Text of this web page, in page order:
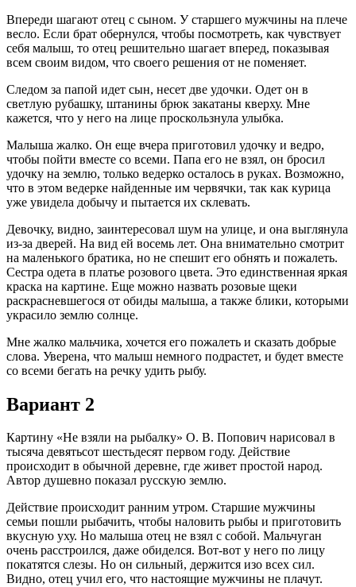
Впереди шагают отец с сыном. У старшего мужчины на плече
весло. Если брат обернулся, чтобы посмотреть, как чувствует
себя малыш, то отец решительно шагает вперед, показывая
всем своим видом, что своего решения от не поменяет.
Следом за папой идет сын, несет две удочки. Одет он в
светлую рубашку, штанины брюк закатаны кверху. Мне
кажется, что у него на лице проскользнула улыбка.
Малыша жалко. Он еще вчера приготовил удочку и ведро,
чтобы пойти вместе со всеми. Папа его не взял, он бросил
удочку на землю, только ведерко осталось в руках. Возможно,
что в этом ведерке найденные им червячки, так как курица
уже увидела добычу и пытается их склевать.
Девочку, видно, заинтересовал шум на улице, и она выглянула
из-за дверей. На вид ей восемь лет. Она внимательно смотрит
на маленького братика, но не спешит его обнять и пожалеть.
Сестра одета в платье розового цвета. Это единственная яркая
краска на картине. Еще можно назвать розовые щеки
раскрасневшегося от обиды малыша, а также блики, которыми
украсило землю солнце.
Мне жалко мальчика, хочется его пожалеть и сказать добрые
слова. Уверена, что малыш немного подрастет, и будет вместе
со всеми бегать на речку удить рыбу.
Вариант 2
Картину «Не взяли на рыбалку» О. В. Попович нарисовал в
тысяча девятьсот шестьдесят первом году. Действие
происходит в обычной деревне, где живет простой народ.
Автор душевно показал русскую землю.
Действие происходит ранним утром. Старшие мужчины
семьи пошли рыбачить, чтобы наловить рыбы и приготовить
вкусную уху. Но малыша отец не взял с собой. Мальчуган
очень расстроился, даже обиделся. Вот-вот у него по лицу
покатятся слезы. Но он сильный, держится изо всех сил.
Видно, отец учил его, что настоящие мужчины не плачут.